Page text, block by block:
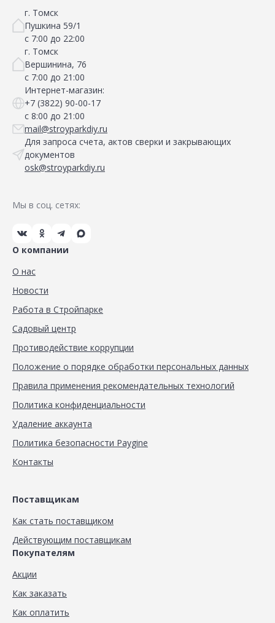
г. Томск
Пушкина 59/1
с 7:00 до 22:00
г. Томск
Вершинина, 76
с 7:00 до 21:00
Интернет-магазин:
+7 (3822) 90-00-17
с 8:00 до 21:00
mail@stroyparkdiy.ru
Для запроса счета, актов сверки и закрывающих
документов
osk@stroyparkdiy.ru
Мы в соц. сетях:
О компании
О нас
Новости
Работа в Стройпарке
Садовый центр
Противодействие коррупции
Положение о порядке обработки персональных данных
Правила применения рекомендательных технологий
Политика конфиденциальности
Удаление аккаунта
Политика безопасности Paygine
Контакты
Поставщикам
Как стать поставщиком
Действующим поставщикам
Покупателям
Акции
Как заказать
Как оплатить